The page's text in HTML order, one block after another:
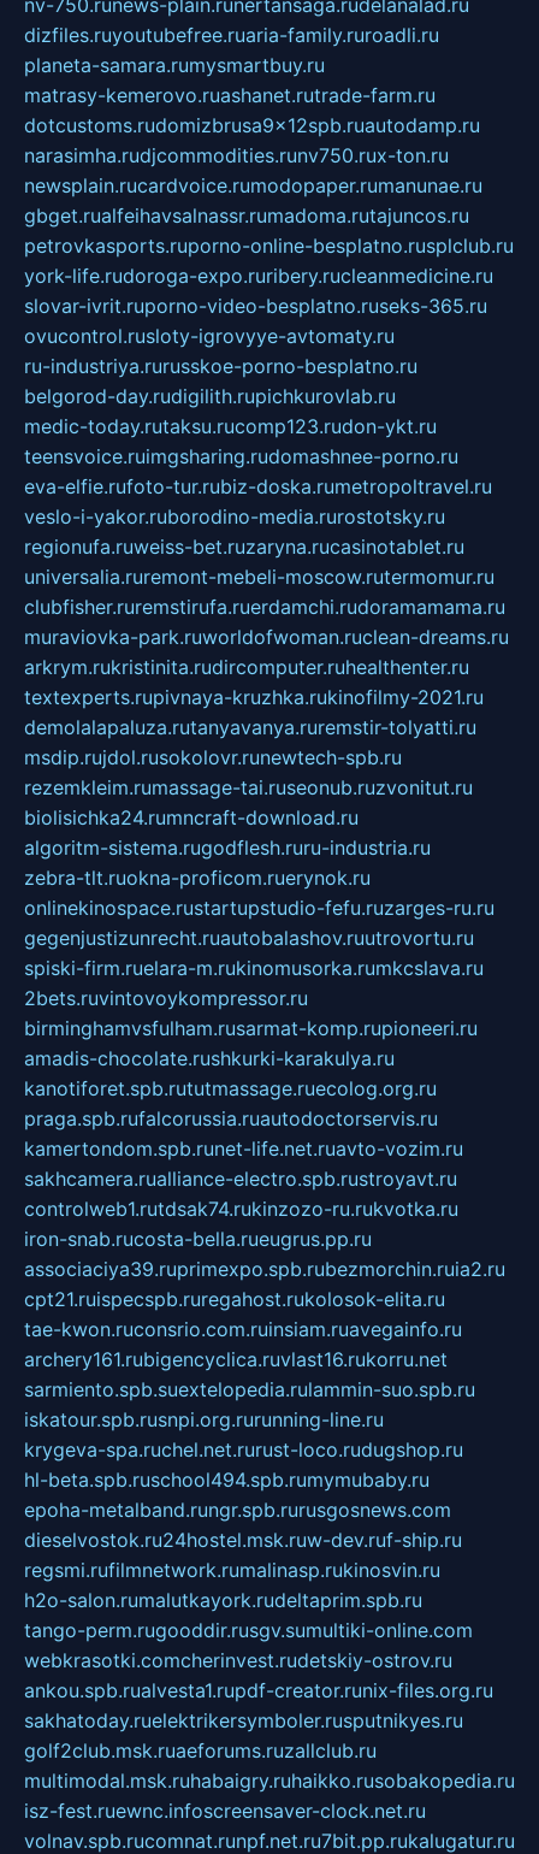
dizfiles.ruyoutubefree.ruaria-family.ruroadli.ru
planeta-samara.rumysmartbuy.ru
matrasy-kemerovo.ruashanet.rutrade-farm.ru
dotcustoms.rudomizbrusa9x12spb.ruautodamp.ru
narasimha.rudjcommodities.runv750.rux-ton.ru
newsplain.rucardvoice.rumodopaper.rumanunae.ru
gbget.rualfeihavsalnassr.rumadoma.rutajuncos.ru
petrovkasports.ruporno-online-besplatno.rusplclub.ru
york-life.rudoroga-expo.ruribery.rucleanmedicine.ru
slovar-ivrit.ruporno-video-besplatno.ruseks-365.ru
ovucontrol.rusloty-igrovyye-avtomaty.ru
ru-industriya.rurusskoe-porno-besplatno.ru
belgorod-day.rudigilith.rupichkurovlab.ru
medic-today.rutaksu.rucomp123.rudon-ykt.ru
teensvoice.ruimgsharing.rudomashnee-porno.ru
eva-elfie.rufoto-tur.rubiz-doska.rumetropoltravel.ru
veslo-i-yakor.ruborodino-media.rurostotsky.ru
regionufa.ruweiss-bet.ruzaryna.rucasinotablet.ru
universalia.ruremont-mebeli-moscow.rutermomur.ru
clubfisher.ruremstirufa.ruerdamchi.rudoramamama.ru
muraviovka-park.ruworldofwoman.ruclean-dreams.ru
arkrym.rukristinita.rudircomputer.ruhealthenter.ru
textexperts.rupivnaya-kruzhka.rukinofilmy-2021.ru
demolalapaluza.rutanyavanya.ruremstir-tolyatti.ru
msdip.rujdol.rusokolovr.runewtech-spb.ru
rezemkleim.rumassage-tai.ruseonub.ruzvonitut.ru
biolisichka24.rumncraft-download.ru
algoritm-sistema.rugodflesh.ruru-industria.ru
zebra-tlt.ruokna-proficom.ruerynok.ru
onlinekinospace.rustartupstudio-fefu.ruzarges-ru.ru
gegenjustizunrecht.ruautobalashov.ruutrovortu.ru
spiski-firm.ruelara-m.rukinomusorka.rumkcslava.ru
2bets.ruvintovoykompressor.ru
birminghamvsfulham.rusarmat-komp.rupioneeri.ru
amadis-chocolate.rushkurki-karakulya.ru
kanotiforet.spb.rututmassage.ruecolog.org.ru
praga.spb.rufalcorussia.ruautodoctorservis.ru
kamertondom.spb.runet-life.net.ruavto-vozim.ru
sakhcamera.rualliance-electro.spb.rustroyavt.ru
controlweb1.rutdsak74.rukinzozo-ru.rukvotka.ru
iron-snab.rucosta-bella.rueugrus.pp.ru
associaciya39.ruprimexpo.spb.rubezmorchin.ruia2.ru
cpt21.ruispecspb.ruregahost.rukolosok-elita.ru
tae-kwon.ruconsrio.com.ruinsiam.ruavegainfo.ru
archery161.rubigencyclica.ruvlast16.rukorru.net
sarmiento.spb.suextelopedia.rulammin-suo.spb.ru
iskatour.spb.rusnpi.org.rurunning-line.ru
krygeva-spa.ruchel.net.rurust-loco.rudugshop.ru
hl-beta.spb.ruschool494.spb.rumymubaby.ru
epoha-metalband.rungr.spb.rurusgosnews.com
dieselvostok.ru24hostel.msk.ruw-dev.ruf-ship.ru
regsmi.rufilmnetwork.rumalinasp.rukinosvin.ru
h2o-salon.rumalutkayork.rudeltaprim.spb.ru
tango-perm.rugooddir.rusgv.sumultiki-online.com
webkrasotki.comcherinvest.rudetskiy-ostrov.ru
ankou.spb.rualvesta1.rupdf-creator.runix-files.org.ru
sakhatoday.ruelektrikersymboler.rusputnikyes.ru
golf2club.msk.ruaeforums.ruzallclub.ru
multimodal.msk.ruhabaigry.ruhaikko.rusobakopedia.ru
isz-fest.ruewnc.infoscreensaver-clock.net.ru
volnav.spb.rucomnat.runpf.net.ru7bit.pp.rukalugatur.ru